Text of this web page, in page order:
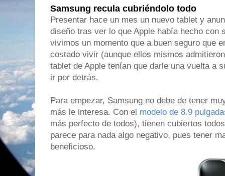
Samsung recula cubriéndolo todo
Presentar hace un mes un nuevo tablet y
diseño tras ver lo que Apple había hecho con
vivimos un momento que a buen seguro que
costado vivir (aunque ellos mismos
tablet de Apple tenían que darle una vuelta a
ir por detrás.
Para empezar, Samsung no debe de tener
más le interesa. Con el modelo de 8.9
más perfecto de todos), tienen cubiertos
parece para nada algo negativo, pues tener
beneficioso.